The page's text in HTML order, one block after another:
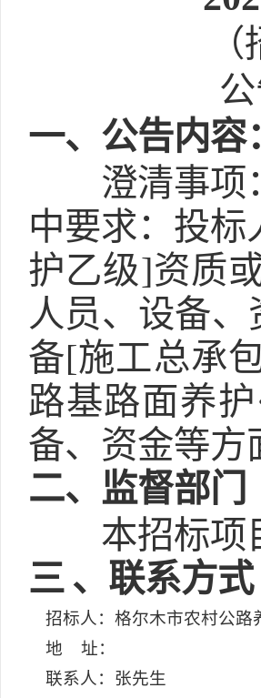
一、公告内容
澄清事项
中要求：投标
护乙级]资质
人员、设备
备[施工总承
路基路面养
备、资金等方
二、监督部门
本招标项
三 、联系方式
招标人：格尔木市农村公路
地 址：
联系人：张先生